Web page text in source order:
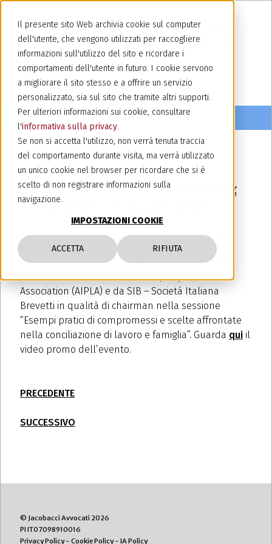
Il presente sito Web archivia cookie sul computer
dell'utente, che vengono utilizzati per raccogliere
informazioni sull'utilizzo del sito e ricordare i
comportamenti dell'utente in futuro. I cookie servono
a migliorare il sito stesso e a offrire un servizio
personalizzato, sia sul sito che tramite altri supporti.
Per ulteriori informazioni sui cookie, consultare
l'informativa sulla privacy.
Se non si accetta l'utilizzo, non verrà tenuta traccia
del comportamento durante visita, ma verrà utilizzato
un unico cookie nel browser per ricordare che si è
scelto di non registrare informazioni sulla
navigazione.
IMPOSTAZIONI COOKIE
ACCETTA RIFIUTA
4 maggio 2021
"Women in IP Global Networking
Event 2021" - 4 maggio 2021
Claudia Scapicchio partecipa all’evento italiano
“Women in IP Global Networking Event 2021”
organizzato dal Women in IP Law Subcommittee
Association (AIPLA) e da SIB – Società Italiana
Brevetti in qualità di chairman nella sessione
“Esempi pratici di compromessi e scelte affrontate
nella conciliazione di lavoro e famiglia”. Guarda qui il
video promo dell’evento.
PRECEDENTE
SUCCESSIVO
© Jacobacci Avvocati 2026
PI IT07098910016
Privacy Policy- Cookie Policy- IA Policy